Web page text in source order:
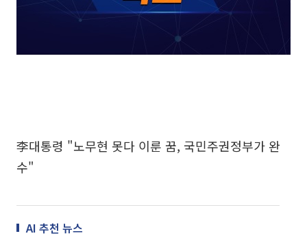
李대통령 "노무현 못다 이룬 꿈, 국민주권정부가 완
수"
AI 추천 뉴스